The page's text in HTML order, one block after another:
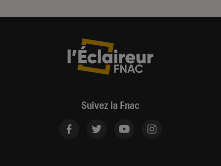
Suivez la Fnac